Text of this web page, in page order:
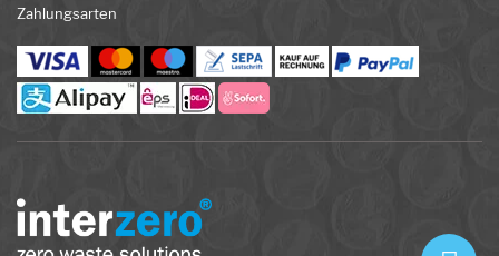
Zahlungsarten